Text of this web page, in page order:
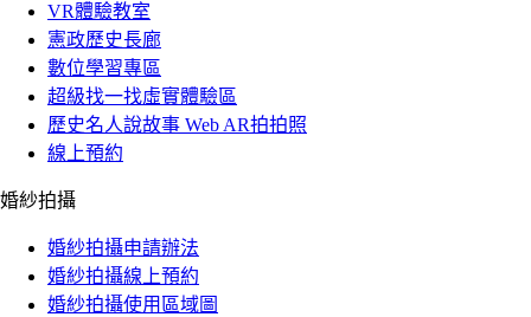
VR體驗教室
憲政歷史長廊
數位學習專區
超級找一找虛實體驗區
歷史名人說故事 Web AR拍拍照
線上預約
婚紗拍攝
婚紗拍攝申請辦法
婚紗拍攝線上預約
婚紗拍攝使用區域圖